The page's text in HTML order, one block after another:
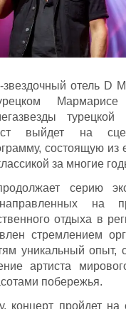
отель D
Мармарисе
турецкой
выйдет на
состоящую из
за многие
серию
на
отдыха в
стремлением
уникальный опыт,
артиста
побережья.
концерт пройдет на